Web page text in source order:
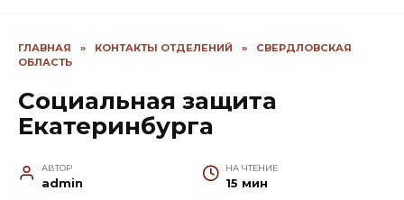
ГЛАВНАЯ » КОНТАКТЫ ОТДЕЛЕНИЙ »
СВЕРДЛОВСКАЯ
ОБЛАСТЬ
Социальная защита
Екатеринбурга
АВТОР
admin
НА ЧТЕНИЕ
15 мин